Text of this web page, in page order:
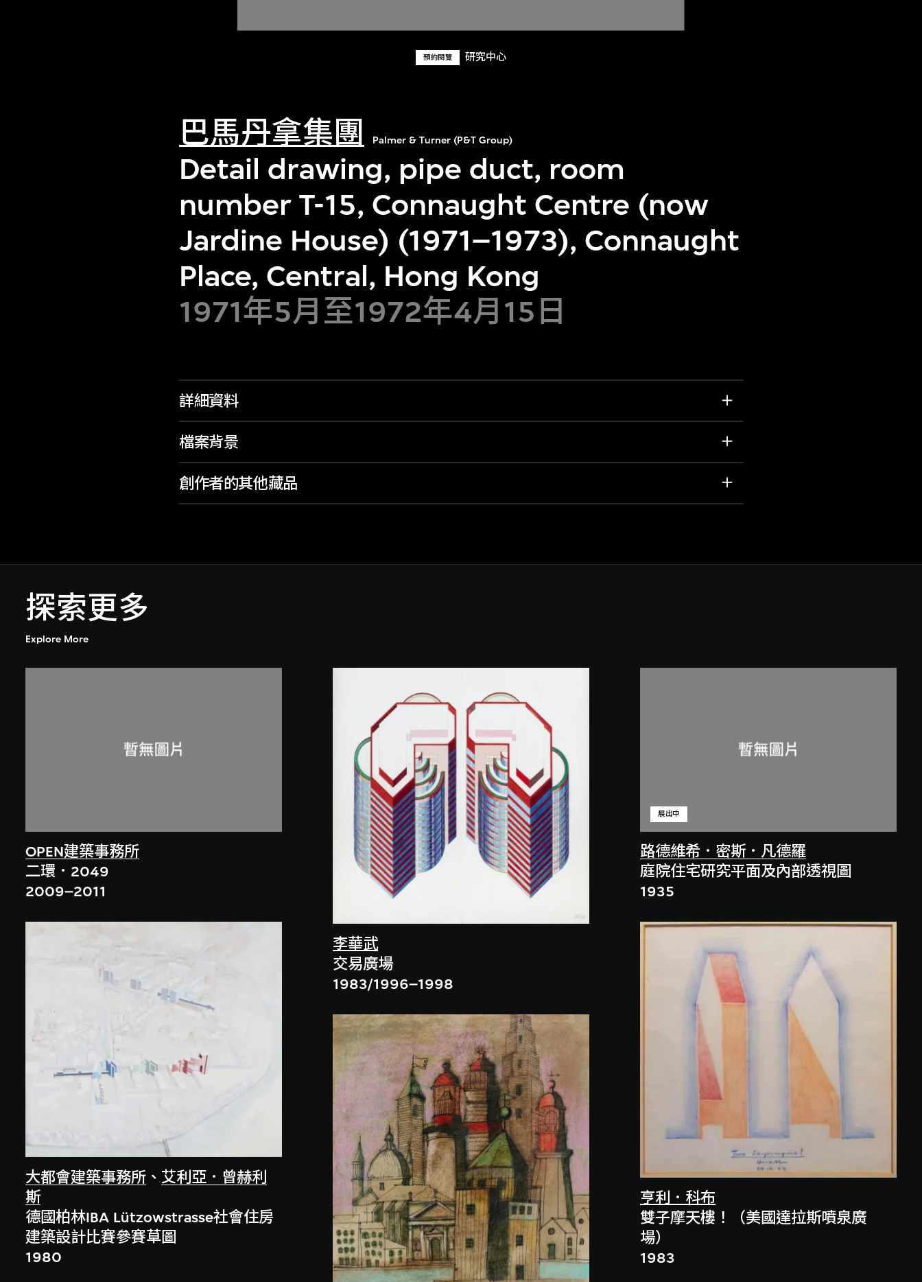
預約閱覽 研究中心
巴馬丹拿集團 Palmer & Turner (P&T Group)
Detail drawing, pipe duct, room
number T-15, Connaught Centre (now
Jardine House) (1971–1973), Connaught
Place, Central, Hong Kong
1971年5月至1972年4月15日
詳細資料
檔案背景
創作者的其他藏品
探索更多
Explore More
OPEN建築事務所
二環．2049
2009–2011
大都會建築事務所 、艾利亞．曾赫利
斯
德國柏林IBA Lützowstrasse社會住房
建築設計比賽參賽草圖
1980
李華武
交易廣場
1983/1996–1998
路德維希．密斯．凡德羅
展出中
庭院住宅研究平面及內部透視圖
1935
亨利．科布
雙子摩天樓！（美國達拉斯噴泉廣
場）
1983